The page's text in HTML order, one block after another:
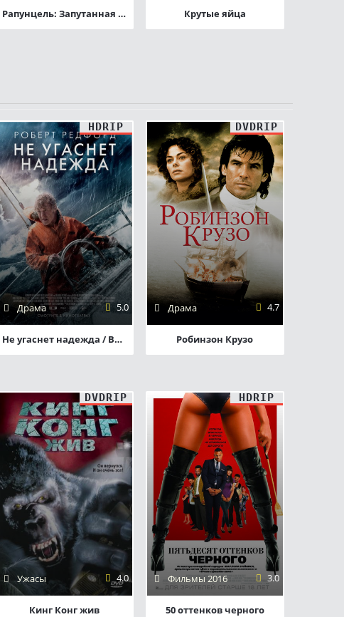
Рапунцель: Запутанная история Крутые яйца
HDRIP
Драма 5.0
Не угаснет надежда / Все пропало
DVDRIP
Драма 4.7
Робинзон Крузо
DVDRIP
Ужасы 4.0
Кинг Конг жив
HDRIP
Фильмы 2016 3.0
50 оттенков черного